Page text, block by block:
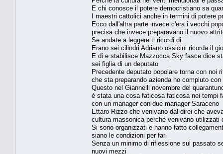
E chi conosce il potere democristiano sa
I maestri cattolici anche in termini di potere
Ecco dall'altra parte invece c'era i vecchi
precisa che invece preparavano il nuovo
Se andate a leggere ti ricordi di
Erano sei cilindri Adriano ossicini ricorda il
E di e stabilisce Mazzocca Sky fasce dice
sei figlia di un deputato
Precedente deputato popolare torna con noi
che sta preparando azienda ho compiuto con
Questo nel Giannelli novembre del
è stata una cosa faticosa faticosa nei tempi
con un manager con due manager Saraceno
Ettaro Rizzo che venivano dal direi che
cultura massonica perché venivano utilizzati
Si sono organizzati e hanno fatto
siano le condizioni per far
Senza un minimo di riflessione sul passato
nuovi mezzi